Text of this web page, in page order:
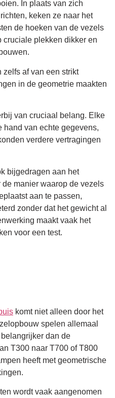
In plaats van zich
keken ze naar het
de hoeken van de vezels
cruciale plekken dikker en
zelfs af van een strikt
in de geometrie maakten
van cruciaal belang. Elke
van echte gegevens,
verdere vertragingen
bijgedragen aan het
manier waarop de vezels
aan te passen,
zonder dat het gewicht al
maakt vaak het
voor een test.
komt niet alleen door het
spelen allemaal
dan de
T300 naar T700 of T800
heeft met geometrische
wordt vaak aangenomen